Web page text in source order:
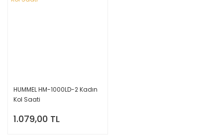
HUMMEL HM-1000LD-2 Kadın
Kol Saati
1.079,00 TL